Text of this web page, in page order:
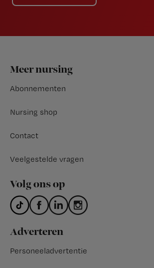
Footer
Meer nursing
Abonnementen
Nursing shop
Contact
Veelgestelde vragen
Volg ons op
Adverteren
Personeeladvertentie